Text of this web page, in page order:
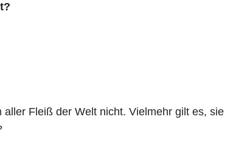
Fleiß der Welt nicht. Vielmehr gilt es, sie